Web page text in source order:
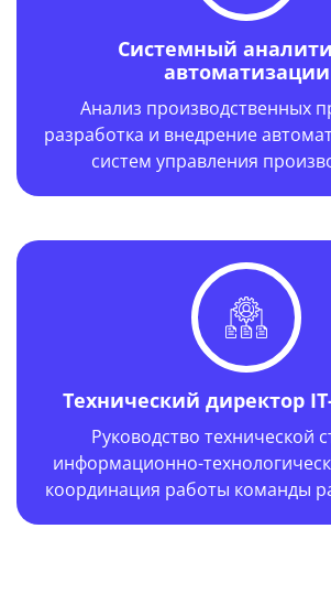
Системный
автоматизации
Анализ производственных
разработка и внедрение
систем управления
Технический директор
Руководство технической
информационно-
координация работы команды